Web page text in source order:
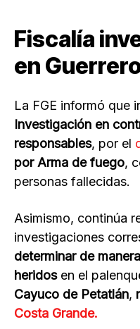
Fiscalía
en
La FGE informó que
Investigación en
responsables, por el
por Arma de fuego,
personas fallecidas.
Asimismo, continúa
investigaciones
determinar de
heridosen el
Cayuco de Petatlán,
Costa Grande.